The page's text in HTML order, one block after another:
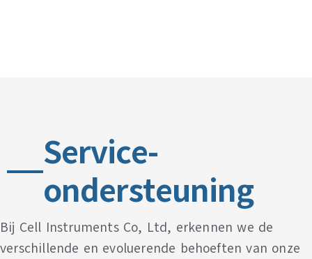
Service-
ondersteuning
Bij Cell Instruments Co, Ltd, erkennen we de
verschillende en evoluerende behoeften van onze